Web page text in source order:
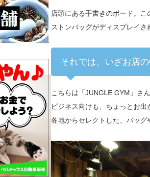
店頭にある手書きのボード。
ストンバッグがディスプレイ
それでは、いざお店の
こちらは「JUNGLE GYM」さん
ビジネス向けも、ちょっとお出
各地からセレクトした、バッグ